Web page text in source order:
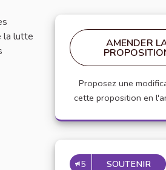
la lutte
AMENDER
Proposez une
cette proposition en
5 SOUTENIR